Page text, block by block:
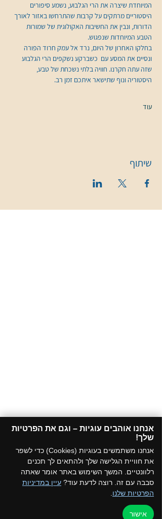
המיוחדת שיצרה את הרי הגלבוע, נשמע סיפורים
היסטוריים מרתקים על קרבות שהתרחשו באזור לאורך
הדורות, ונבין את החשיבות האקולוגית של שמורות
הטבע המיוחדות שנפגוש.
בחלקו האחרון של היום, נרד אל עמק חרוד הפורה
ונסיים את המסע עם  כשברקע נשקפים הרי הגלבוע
שזה עתה חקרנו. חוויה בלתי נשכחת של טבע,
היסטוריה ונוף שתישאר איתכם זמן רב.
עוד
שיתוף
אנחנו אוהבים עוגיות – וגם את הפרטיות
שלך!​
אנחנו משתמשים בעוגיות (Cookies) כדי לשפר
את חוויית הגלישה שלך ולהתאים לך תכנים
רלוונטיים. המשך השימוש באתר אומר שאתה
סבבה עם זה. רוצה לדעת עוד? עיין במדיניות
הפרטיות שלנו
אישור